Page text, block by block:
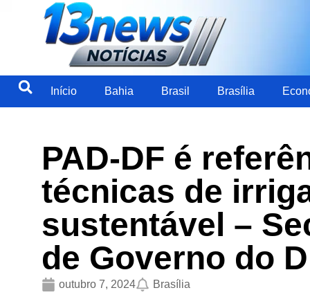
Início Bahia Brasil Brasília
PAD-DF é
técnicas de
sustentável –
de Governo do
outubro 7, 2024 Brasília